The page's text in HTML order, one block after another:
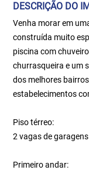
DESCRIÇÃO DO
Venha morar em
construída muito
piscina com
churrasqueira e um
dos melhores
estabelecimentos
Piso térreo:
2 vagas de
Primeiro andar: